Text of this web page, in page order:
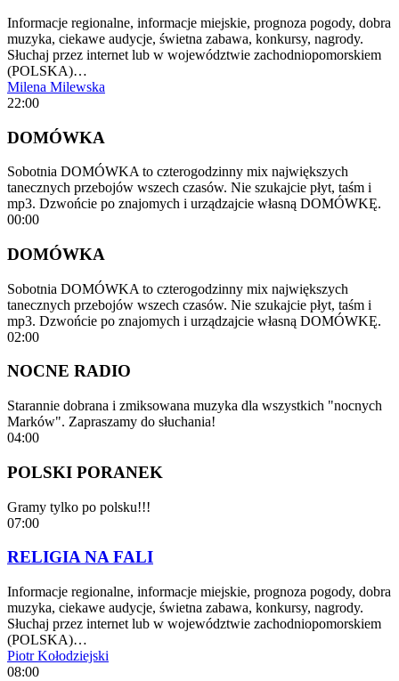
Informacje regionalne, informacje miejskie, prognoza pogody, dobra
muzyka, ciekawe audycje, świetna zabawa, konkursy, nagrody.
Słuchaj przez internet lub w województwie zachodniopomorskiem
(POLSKA)…
Milena Milewska
22:00
DOMÓWKA
Sobotnia DOMÓWKA to czterogodzinny mix największych
tanecznych przebojów wszech czasów. Nie szukajcie płyt, taśm i
mp3. Dzwońcie po znajomych i urządzajcie własną DOMÓWKĘ.
00:00
DOMÓWKA
Sobotnia DOMÓWKA to czterogodzinny mix największych
tanecznych przebojów wszech czasów. Nie szukajcie płyt, taśm i
mp3. Dzwońcie po znajomych i urządzajcie własną DOMÓWKĘ.
02:00
NOCNE RADIO
Starannie dobrana i zmiksowana muzyka dla wszystkich "nocnych
Marków". Zapraszamy do słuchania!
04:00
POLSKI PORANEK
Gramy tylko po polsku!!!
07:00
RELIGIA NA FALI
Informacje regionalne, informacje miejskie, prognoza pogody, dobra
muzyka, ciekawe audycje, świetna zabawa, konkursy, nagrody.
Słuchaj przez internet lub w województwie zachodniopomorskiem
(POLSKA)…
Piotr Kołodziejski
08:00